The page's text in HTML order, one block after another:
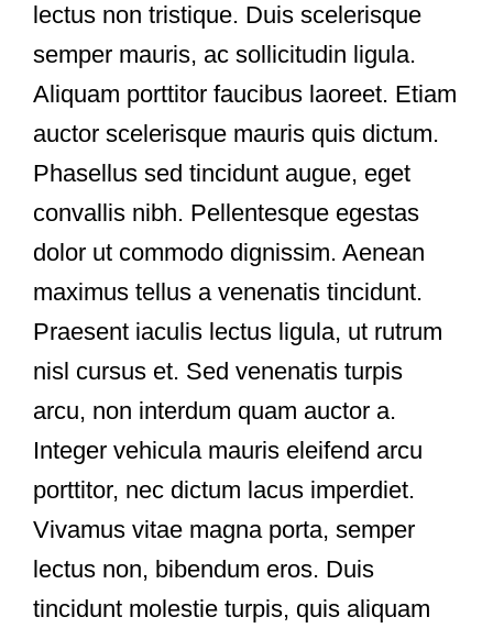
lectus non tristique. Duis scelerisque
semper mauris, ac sollicitudin ligula.
Aliquam porttitor faucibus laoreet. Etiam
auctor scelerisque mauris quis dictum.
Phasellus sed tincidunt augue, eget
convallis nibh. Pellentesque egestas
dolor ut commodo dignissim. Aenean
maximus tellus a venenatis tincidunt.
Praesent iaculis lectus ligula, ut rutrum
nisl cursus et. Sed venenatis turpis
arcu, non interdum quam auctor a.
Integer vehicula mauris eleifend arcu
porttitor, nec dictum lacus imperdiet.
Vivamus vitae magna porta, semper
lectus non, bibendum eros. Duis
tincidunt molestie turpis, quis aliquam